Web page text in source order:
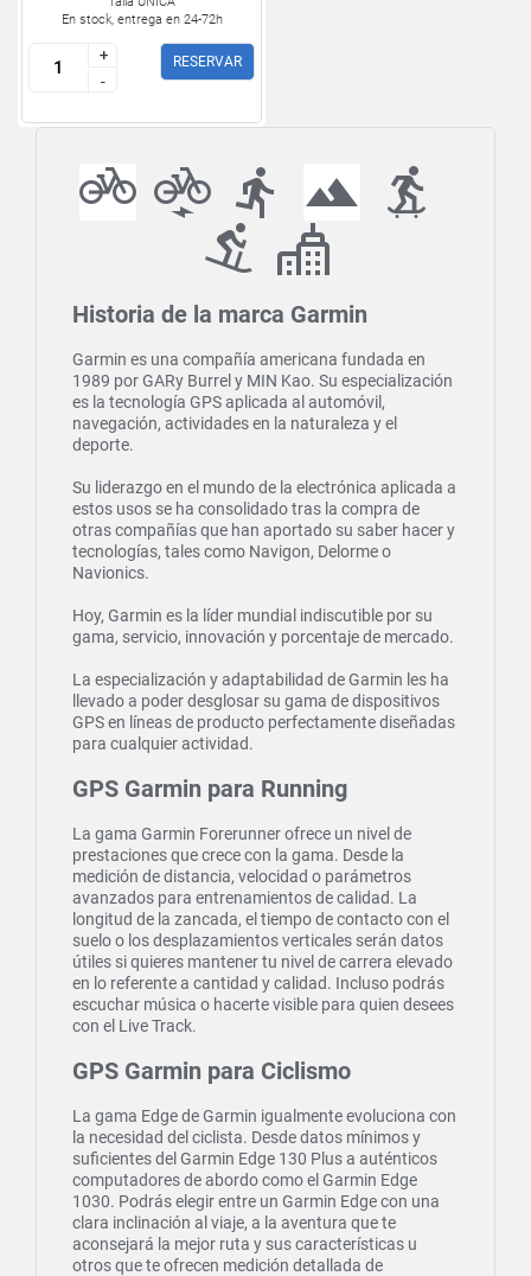
En stock, entrega en 24-72h
+
-
+
-
RESERVAR
Historia de la marca Garmin
Garmin es una compañía americana fundada en
1989 por GARy Burrel y MIN Kao. Su especialización
es la tecnología GPS aplicada al automóvil,
navegación, actividades en la naturaleza y el
deporte.
Su liderazgo en el mundo de la electrónica aplicada a
estos usos se ha consolidado tras la compra de
otras compañías que han aportado su saber hacer y
tecnologías, tales como Navigon, Delorme o
Navionics.
Hoy, Garmin es la líder mundial indiscutible por su
gama, servicio, innovación y porcentaje de mercado.
La especialización y adaptabilidad de Garmin les ha
llevado a poder desglosar su gama de dispositivos
GPS en líneas de producto perfectamente diseñadas
para cualquier actividad.
GPS Garmin para Running
La gama Garmin Forerunner ofrece un nivel de
prestaciones que crece con la gama. Desde la
medición de distancia, velocidad o parámetros
avanzados para entrenamientos de calidad. La
longitud de la zancada, el tiempo de contacto con el
suelo o los desplazamientos verticales serán datos
útiles si quieres mantener tu nivel de carrera elevado
en lo referente a cantidad y calidad. Incluso podrás
escuchar música o hacerte visible para quien desees
con el Live Track.
GPS Garmin para Ciclismo
La gama Edge de Garmin igualmente evoluciona con
la necesidad del ciclista. Desde datos mínimos y
suficientes del Garmin Edge 130 Plus a auténticos
computadores de abordo como el Garmin Edge
1030. Podrás elegir entre un Garmin Edge con una
clara inclinación al viaje, a la aventura que te
aconsejará la mejor ruta y sus características u
otros que te ofrecen medición detallada de